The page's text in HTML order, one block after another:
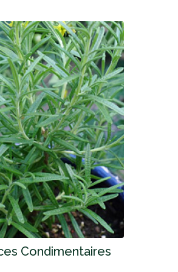
Condimentaires